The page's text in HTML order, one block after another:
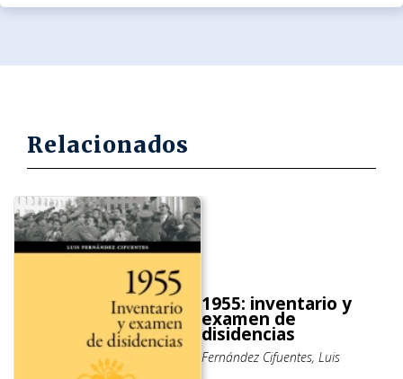
Relacionados
1955: inventario y
examen de
disidencias
Fernández Cifuentes, Luis